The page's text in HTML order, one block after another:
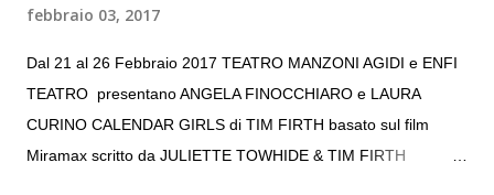
febbraio 03, 2017
Dal 21 al 26 Febbraio 2017 TEATRO MANZONI AGIDI e ENFI
TEATRO presentano ANGELA FINOCCHIARO e LAURA
CURINO CALENDAR GIRLS di TIM FIRTH basato sul film
Miramax scritto da JULIETTE TOWHIDE & TIM FIRTH